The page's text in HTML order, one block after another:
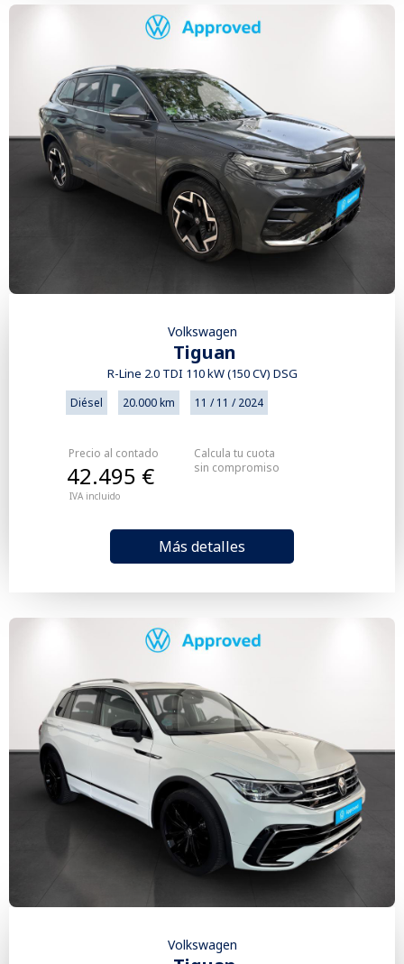
Volkswagen
Tiguan
R-Line 2.0 TDI 110 kW (150 CV) DSG
Diésel 20.000 km 11 / 11 / 2024
Precio al contado
IVA incluido
42.495 €
Más detalles
Calcula tu cuota
sin compromiso
Volkswagen